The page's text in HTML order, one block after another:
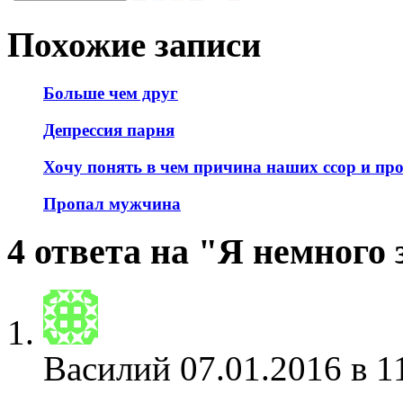
Похожие записи
Больше чем друг
Депрессия парня
Хочу понять в чем причина наших ссор и
Пропал мужчина
4 ответа на "Я
Василий 07.01.2016 в